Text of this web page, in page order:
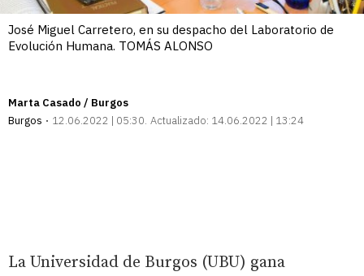
José Miguel Carretero, en su despacho del Laboratorio de
Evolución Humana. TOMÁS ALONSO
Marta Casado / Burgos
Burgos
12.06.2022 | 05:30 Actualizado: 14.06.2022 | 13:24
La Universidad de Burgos (UBU) gana